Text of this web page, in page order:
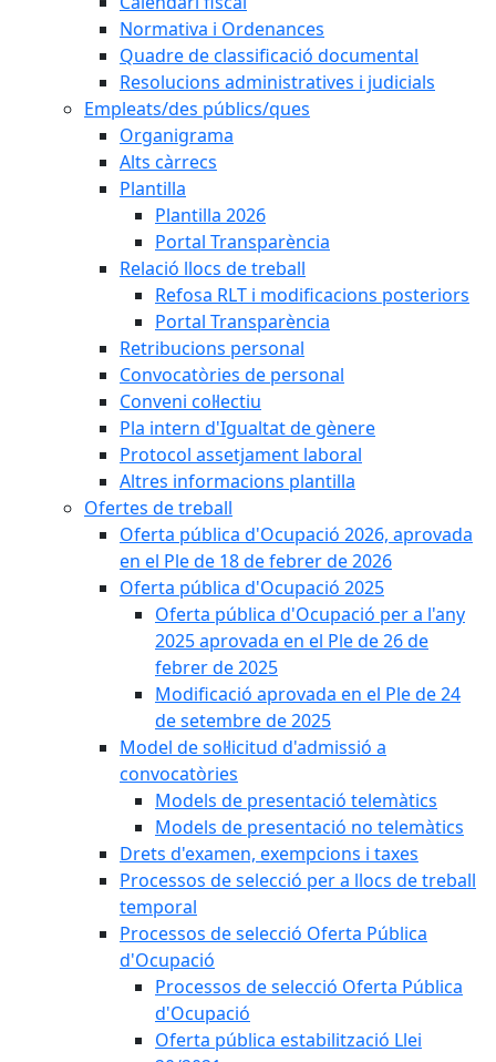
Normativa i Ordenances
Quadre de classificació documental
Resolucions administratives i judicials
Empleats/des públics/ques
Organigrama
Alts càrrecs
Plantilla
Plantilla 2026
Portal Transparència
Relació llocs de treball
Refosa RLT i modificacions posteriors
Portal Transparència
Retribucions personal
Convocatòries de personal
Conveni col·lectiu
Pla intern d'Igualtat de gènere
Protocol assetjament laboral
Altres informacions plantilla
Ofertes de treball
Oferta pública d'Ocupació 2026, aprovada
en el Ple de 18 de febrer de 2026
Oferta pública d'Ocupació 2025
Oferta pública d'Ocupació per a l'any
2025 aprovada en el Ple de 26 de
febrer de 2025
Modificació aprovada en el Ple de 24
de setembre de 2025
Model de sol·licitud d'admissió a
convocatòries
Models de presentació telemàtics
Models de presentació no telemàtics
Drets d'examen, exempcions i taxes
Processos de selecció per a llocs de treball
temporal
Processos de selecció Oferta Pública
d'Ocupació
Processos de selecció Oferta Pública
d'Ocupació
Oferta pública estabilització Llei